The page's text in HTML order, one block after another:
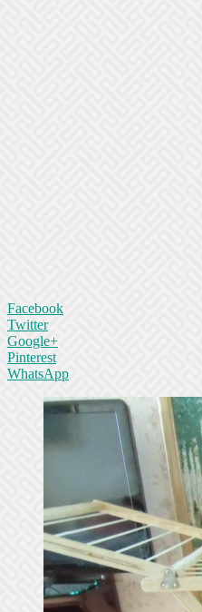
Facebook
Twitter
Google+
Pinterest
WhatsApp